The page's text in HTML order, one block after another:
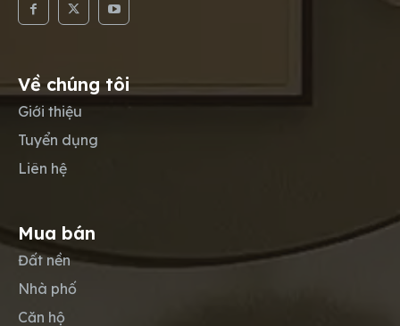
Về chúng tôi
Giới thiệu
Tuyển dụng
Liên hệ
Mua bán
Đất nền
Nhà phố
Căn hộ